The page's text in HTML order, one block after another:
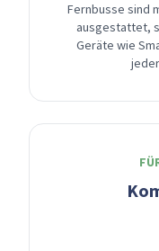
Fernbusse sind
ausgestattet,
Geräte wie